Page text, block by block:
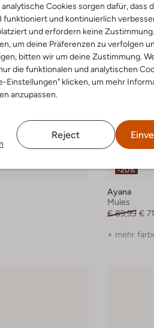
Cookies sorgen dafür, dass
funktioniert und kontinuierlich
und erfordern keine
um deine Präferenzen zu verfolgen
bitten wir um deine Zustimmung.
die funktionalen und analytischen
Einstellungen" klicken, um mehr
anzupassen.
Reject
-20%
Ayana
Mules
€ 89,99 €
+ mehr